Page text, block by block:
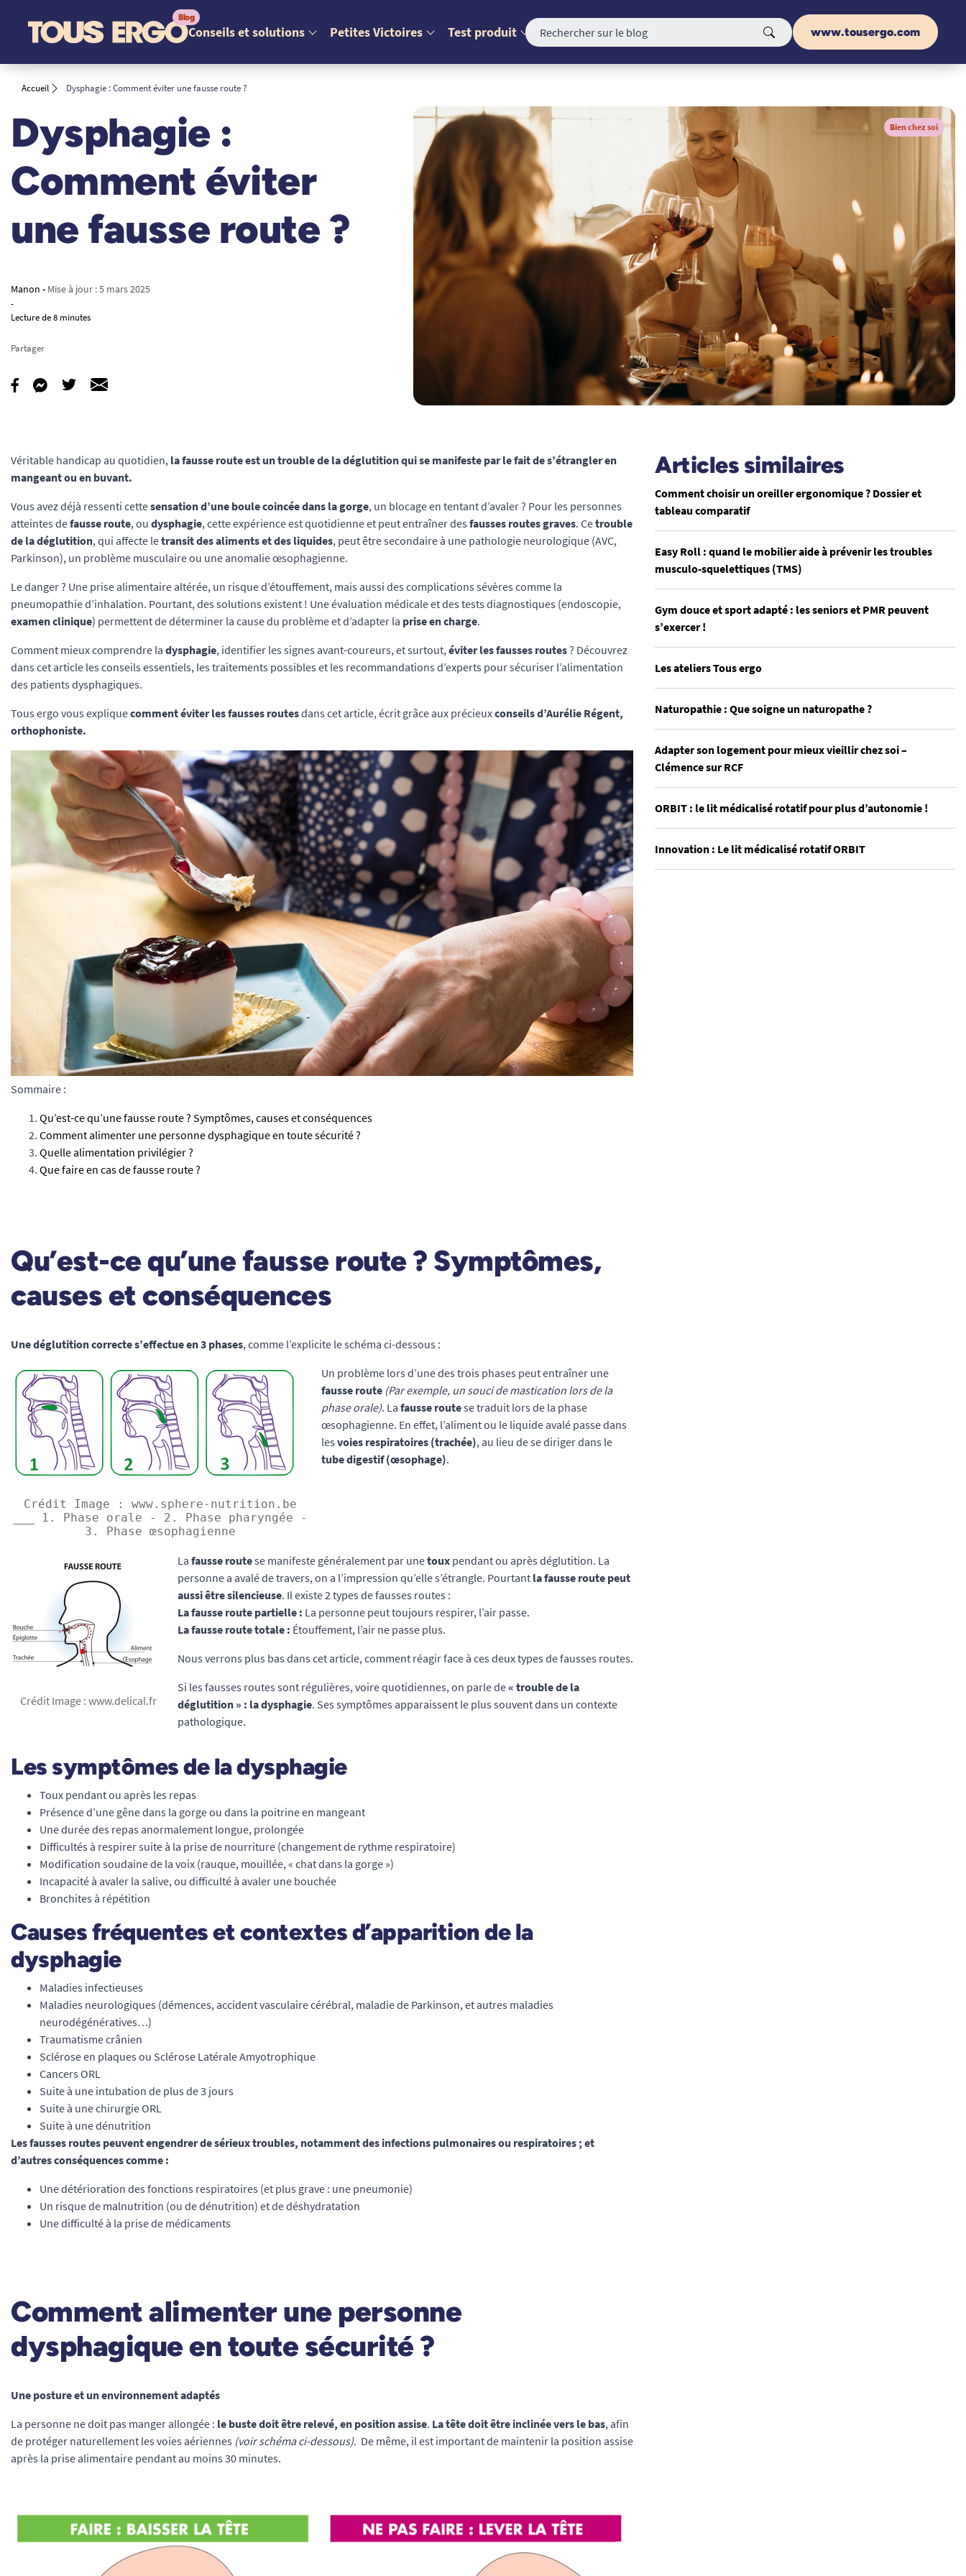
Conseils et solutions Petites Victoires Test produit www.tousergo.com
Accueil Dysphagie : Comment éviter une fausse route ?
Dysphagie :
Comment éviter
une fausse route ?
Manon • Mise à jour :5 mars 2025
-
Lecture de 8 minutes
Partager
Bien chez soi
Véritable handicap au quotidien, la fausse route est un trouble de la déglutition qui se manifeste par le fait de s’étrangler en
mangeant ou en buvant.
Vous avez déjà ressenti cettesensation d’une boule coincée dans la gorge, un blocage en tentant d’avaler ? Pour les personnes
atteintes defausse route, ou dysphagie, cette expérience est quotidienne et peut entraîner des fausses routes graves. Cetrouble
de la déglutition, qui affecte letransit des aliments et des liquides, peut être secondaire à une pathologie neurologique (AVC,
Parkinson), un problème musculaire ou une anomalie œsophagienne.
Le danger ? Une prise alimentaire altérée, un risque d’étouffement, mais aussi des complications sévères comme la
pneumopathie d’inhalation. Pourtant, des solutions existent ! Une évaluation médicale et des tests diagnostiques (endoscopie,
examen clinique) permettent de déterminer la cause du problème et d’adapter la prise en charge.
Comment mieux comprendre la dysphagie, identifier les signes avant-coureurs, et surtout,éviter les fausses routes? Découvrez
dans cet article les conseils essentiels, les traitements possibles et les recommandations d’experts pour sécuriser l’alimentation
des patients dysphagiques.
Tous ergo vous expliquecomment éviter les fausses routesdans cet article, écrit grâce aux précieuxconseils d’Aurélie Régent,
orthophoniste.
Sommaire :
Qu’est-ce qu’une fausse route ? Symptômes, causes et conséquences
Comment alimenter une personne dysphagique en toute sécurité ?
Quelle alimentation privilégier ?
Que faire en cas de fausse route ?
Qu’est-ce qu’une fausse route ? Symptômes,
causes et conséquences
Une déglutition correcte s’effectue en 3 phases, comme l’explicite le schéma ci-dessous :
Crédit Image : www.sphere-nutrition.be
___ 1. Phase orale - 2. Phase pharyngée -
3. Phase œsophagienne
Un problème lors d’une des trois phases peut entraîner une
fausse route (Par exemple, un souci de mastication lors de la
phase orale). La fausse routese traduit lors de la phase
œsophagienne. En effet, l’aliment ou le liquide avalé passe dans
les voies respiratoires (trachée), au lieu de se diriger dans le
tube digestif (œsophage).
Crédit Image : www.delical.fr
La fausse routese manifeste généralement par unetoux pendant ou après déglutition. La
personne a avalé de travers, on a l’impression qu’elle s’étrangle. Pourtant la fausse route peut
aussi être silencieuse. Il existe 2 types de fausses routes :
La fausse route partielle : La personne peut toujours respirer, l’air passe.
La fausse route totale : Étouffement, l’air ne passe plus.
Nous verrons plus bas dans cet article, comment réagir face à ces deux types de fausses routes.
Si les fausses routes sont régulières, voire quotidiennes, on parle de« trouble de la
déglutition » : la dysphagie. Ses symptômes apparaissent le plus souvent dans un contexte
pathologique.
Les symptômes de la dysphagie
Toux pendant ou après les repas
Présence d’une gêne dans la gorge ou dans la poitrine en mangeant
Une durée des repas anormalement longue, prolongée
Difficultés à respirer suite à la prise de nourriture (changement de rythme respiratoire)
Modification soudaine de la voix (rauque, mouillée, « chat dans la gorge »)
Incapacité à avaler la salive, ou difficulté à avaler une bouchée
Bronchites à répétition
Causes fréquentes et contextes d’apparition de la
dysphagie
Maladies infectieuses
Maladies neurologiques (démences, accident vasculaire cérébral, maladie de Parkinson, et autres maladies
neurodégénératives…)
Traumatisme crânien
Sclérose en plaques ou Sclérose Latérale Amyotrophique
Cancers ORL
Suite à une intubation de plus de 3 jours
Suite à une chirurgie ORL
Suite à une dénutrition
Les fausses routes peuvent engendrer de sérieux troubles, notamment des infections pulmonaires ou respiratoires ; et
d’autres conséquences comme :
Une détérioration des fonctions respiratoires (et plus grave : une pneumonie)
Un risque de malnutrition (ou de dénutrition) et de déshydratation
Une difficulté à la prise de médicaments
Comment alimenter une personne
dysphagique en toute sécurité ?
Une posture et un environnement adaptés
La personne ne doit pas manger allongée : le buste doit être relevé, en position assise. La tête doit être inclinée vers le bas, afin
de protéger naturellement les voies aériennes (voir schéma ci-dessous). De même, il est important de maintenir la position assise
après la prise alimentaire pendant au moins 30 minutes.
Articles similaires
Comment choisir un oreiller ergonomique ? Dossier et
tableau comparatif
Easy Roll : quand le mobilier aide à prévenir les troubles
musculo-squelettiques (TMS)
Gym douce et sport adapté : les seniors et PMR peuvent
s’exercer !
Les ateliers Tous ergo
Naturopathie : Que soigne un naturopathe ?
Adapter son logement pour mieux vieillir chez soi –
Clémence sur RCF
ORBIT : le lit médicalisé rotatif pour plus d’autonomie !
Innovation : Le lit médicalisé rotatif ORBIT